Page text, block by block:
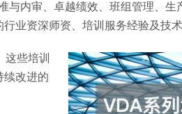
与内审、卓越绩效、班组管理、生
业资深师资、培训服务经验及技术
些培训
续改进的